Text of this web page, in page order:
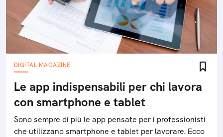
DIGITAL MAGAZINE
Le app indispensabili per chi lavora
con smartphone e tablet
Sono sempre di più le app pensate per i professionisti
che utilizzano smartphone e tablet per lavorare. Ecco